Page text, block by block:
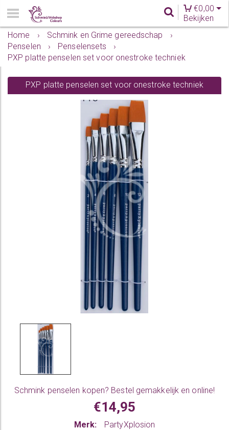
€0,00
Bekijken
Home
› Schmink en Grime gereedschap
›
Penselen
› Penselensets
›
PXP platte penselen set voor onestroke techniek
PXP platte penselen set voor onestroke techniek
Schmink penselen kopen? Bestel gemakkelijk en online!
€14,95
Merk:
PartyXplosion